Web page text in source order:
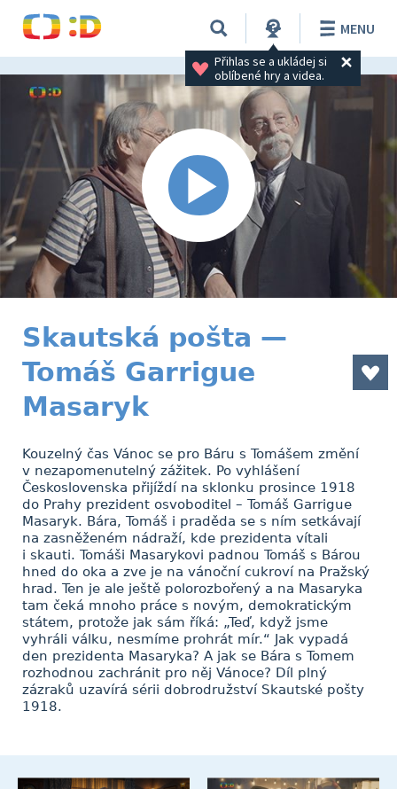
Přihlas se a ukládej si
oblíbené hry a videa.
MENU
Skautská pošta —
Tomáš Garrigue
Masaryk
Kouzelný čas Vánoc se pro Báru s Tomášem změní
v nezapomenutelný zážitek. Po vyhlášení
Československa přijíždí na sklonku prosince 1918
do Prahy prezident osvoboditel – Tomáš Garrigue
Masaryk. Bára, Tomáš i praděda se s ním setkávají
na zasněženém nádraží, kde prezidenta vítali
i skauti. Tomáši Masarykovi padnou Tomáš s Bárou
hned do oka a zve je na vánoční cukroví na Pražský
hrad. Ten je ale ještě polorozbořený a na Masaryka
tam čeká mnoho práce s novým, demokratickým
státem, protože jak sám říká: „Teď, když jsme
vyhráli válku, nesmíme prohrát mír.“ Jak vypadá
den prezidenta Masaryka? A jak se Bára s Tomem
rozhodnou zachránit pro něj Vánoce? Díl plný
zázraků uzavírá sérii dobrodružství Skautské pošty
1918.